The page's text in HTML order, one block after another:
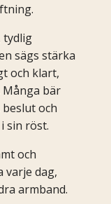
tydlig
sägs stärka
och klart,
bär
och
sin röst.
och
varje dag,
armband.